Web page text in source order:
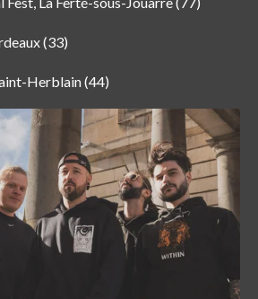
(33)
Herblain (44)